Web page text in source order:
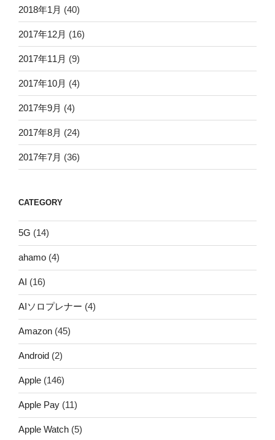
2018年1月 (40)
2017年12月 (16)
2017年11月 (9)
2017年10月 (4)
2017年9月 (4)
2017年8月 (24)
2017年7月 (36)
CATEGORY
5G (14)
ahamo (4)
AI (16)
AIソロプレナー (4)
Amazon (45)
Android (2)
Apple (146)
Apple Pay (11)
Apple Watch (5)